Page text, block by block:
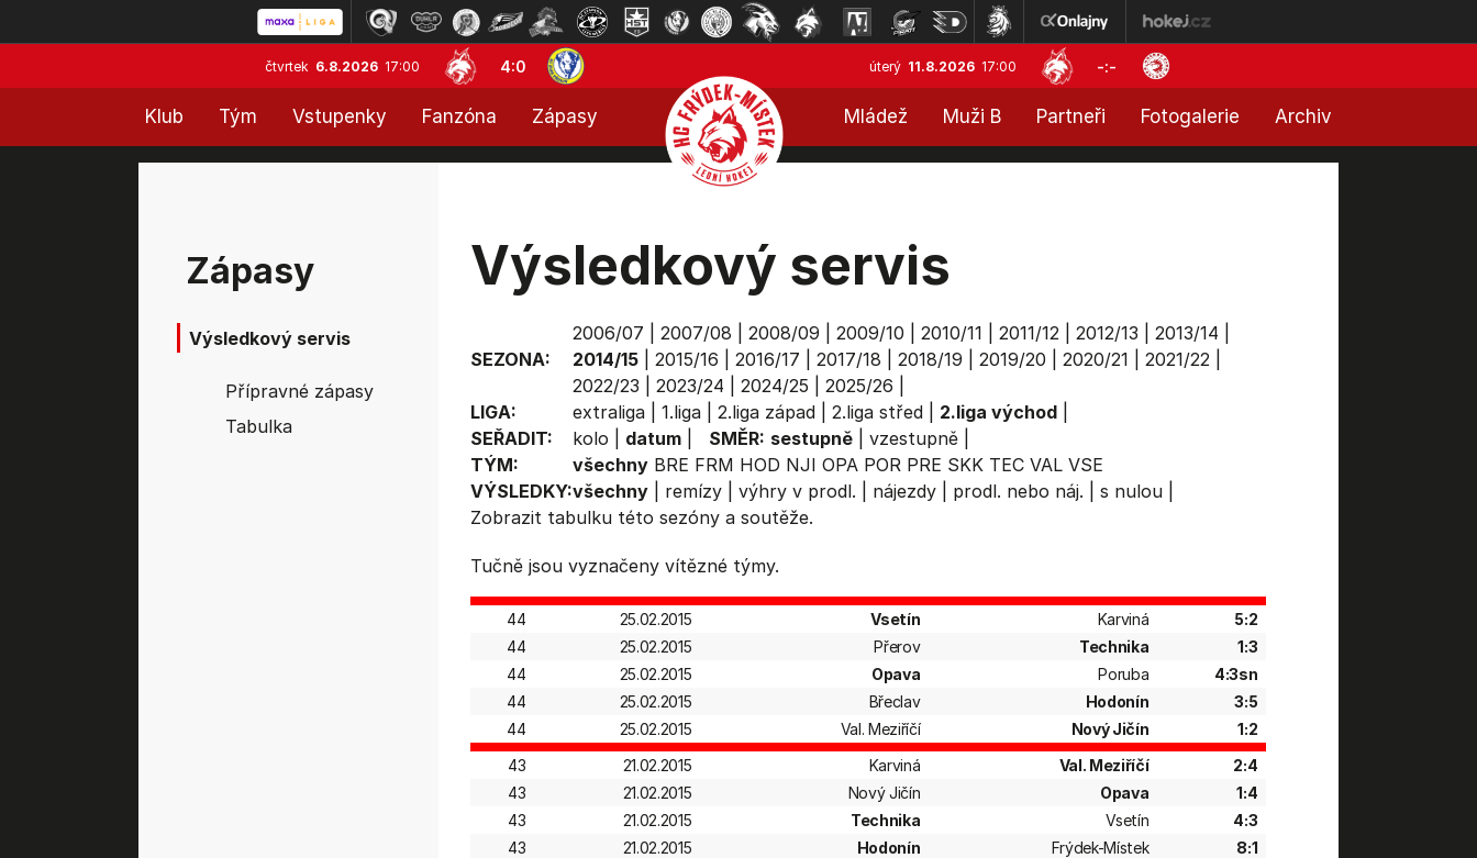
čtvrtek 6.8.2026 17:00 4:0 úterý 11.8.2026 17:00 -:-
Klub Tým Vstupenky Fanzóna Zápasy Mládež Muži B Partneři Fotogalerie Archiv
Zápasy
Výsledkový servis
Přípravné zápasy
Tabulka
Výsledkový servis
SEZONA:
2006/07 2007/08 2008/09 2009/10 2010/11 2011/12| 2012/13 2013/14
2014/15| 2015/16 2016/17 2017/18 2018/19 2019/20 2020/21 2021/22|
2022/23
2023/24 2024/25 2025/26
LIGA:
extraliga| 1.liga| 2.liga západ| 2.liga střed| 2.liga východ|
SEŘADIT:
kolo datum| SMĚR: sestupně| vzestupně|
TÝM:
všechny BRE FRM HOD NJI OPA POR PRE SKK TEC VAL VSE
VÝSLEDKY:všechny| remízy| výhry v prodl. nájezdy| prodl. nebo náj. s nulou|
Zobrazit tabulkutéto sezóny a soutěže.
Tučně jsou vyznačeny vítězné týmy.
44 25.02.2015 Vsetín Karviná
5:2
44
25.02.2015 Přerov Technika
1:3
44
25.02.2015 Opava Poruba
4:3sn
44
25.02.2015 Břeclav Hodonín
3:5
44
25.02.2015 Val. Meziříčí Nový Jičín
1:2
43
21.02.2015 Karviná Val. Meziříčí
2:4
43
21.02.2015 Nový Jičín Opava
1:4
43
21.02.2015 Technika Vsetín
4:3
43
21.02.2015 Hodonín Frýdek-Místek
8:1